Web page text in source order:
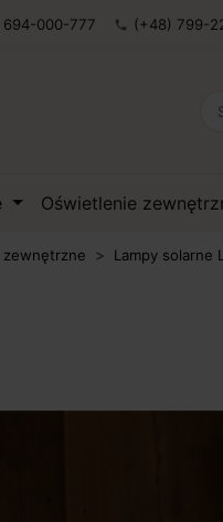
694-000-777 phone (+48) 799-
Oświetlenie
Lampy solarne